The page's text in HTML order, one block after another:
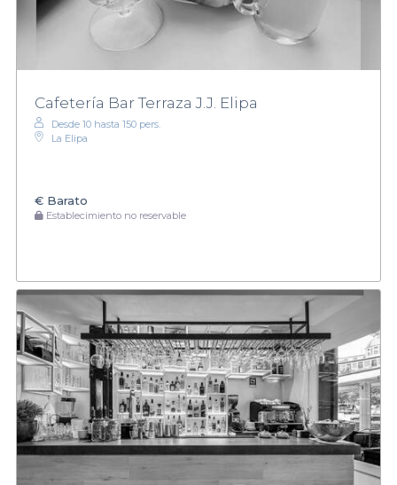
Cafetería Bar Terraza J.J. Elipa
Desde 10 hasta 150 pers.
La Elipa
€ Barato
Establecimiento no reservable